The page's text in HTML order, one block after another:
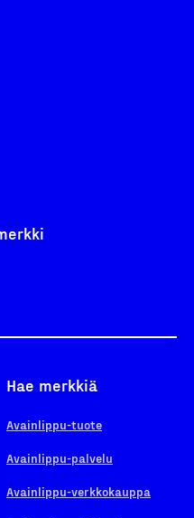
Hae merkkiä
Avainlippu-tuote
Avainlippu-palvelu
Avainlippu-verkkokauppa